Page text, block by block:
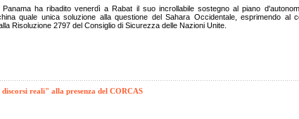
ha ribadito venerdì a Rabat il suo incrollabile sostegno al piano
quale unica soluzione alla questione del Sahara Occidentale, esprimendo al
Risoluzione 2797 del Consiglio di Sicurezza delle Nazioni Unite.
reali" alla presenza del CORCAS